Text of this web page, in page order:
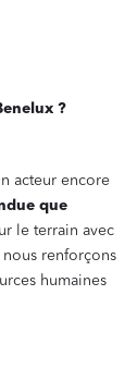
?
acteur encore
que
le terrain avec
nous renforçons
humaines